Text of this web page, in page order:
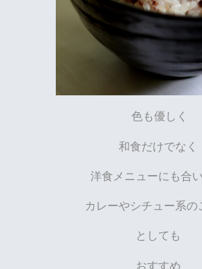
色も優しく
和食だけでなく
洋食メニューにも合
カレーやシチュー系の
としても
おすすめ